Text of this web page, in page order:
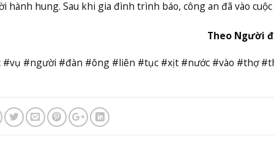
hung. Sau khi gia đình trình báo, công an đã vào cuộc
Theo Người
#vụ #người #đàn #ông #liên #tục #xịt #nước #vào #thợ